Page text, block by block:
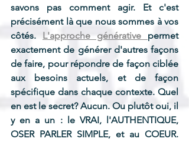
savons pas comment agir. Et c'est
précisément là que nous sommes à vos
côtés.
L'approche générative permet
exactement de générer d'autres façons
de faire, pour répondre de façon ciblée
aux besoins actuels, et de façon
spécifique dans chaque contexte. Quel
en est le secret? Aucun. Ou plutôt oui, il
y en a un : le VRAI, l'AUTHENTIQUE,
OSER PARLER SIMPLE, et au COEUR.